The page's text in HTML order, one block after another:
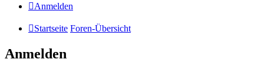
Anmelden
Startseite Foren-Übersicht
Anmelden